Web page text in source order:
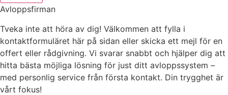
Avloppsfirman
Tveka inte att höra av dig! Välkommen att fylla i
kontaktformuläret här på sidan eller skicka ett mejl för en
offert eller rådgivning. Vi svarar snabbt och hjälper dig att
hitta bästa möjliga lösning för just ditt avloppssystem –
med personlig service från första kontakt. Din trygghet är
vårt fokus!